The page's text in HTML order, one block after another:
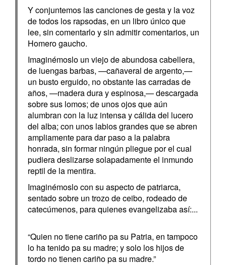
Y conjuntemos las canciones de gesta y la voz
de todos los rapsodas, en un libro único que
lee, sin comentarlo y sin admitir comentarios, un
Homero gaucho.
Imaginémoslo un viejo de abundosa cabellera,
de luengas barbas, —cañaveral de argento,—
un busto erguido, no obstante las carradas de
años, —madera dura y espinosa,— descargada
sobre sus lomos; de unos ojos que aún
alumbran con la luz intensa y cálida del lucero
del alba; con unos labios grandes que se abren
ampliamente para dar paso a la palabra
honrada, sin formar ningún pliegue por el cual
pudiera deslizarse solapadamente el inmundo
reptil de la mentira.
Imaginémoslo con su aspecto de patriarca,
sentado sobre un trozo de ceibo, rodeado de
catecúmenos, para quienes evangelizaba así:...
“Quien no tiene cariño pa su Patria, en tampoco
lo ha tenido pa su madre; y solo los hijos de
tordo no tienen cariño pa su madre.”